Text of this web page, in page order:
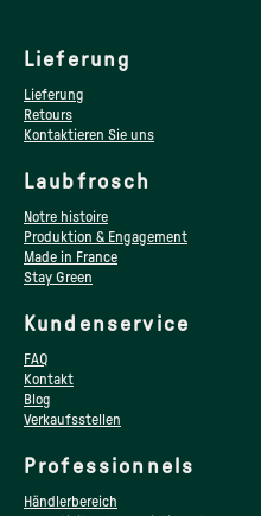
Lieferung
Lieferung
Retours
Kontaktieren Sie uns
Laubfrosch
Notre histoire
Produktion & Engagement
Made in France
Stay Green
Kundenservice
FAQ
Kontakt
Blog
Verkaufsstellen
Professionnels
Händlerbereich